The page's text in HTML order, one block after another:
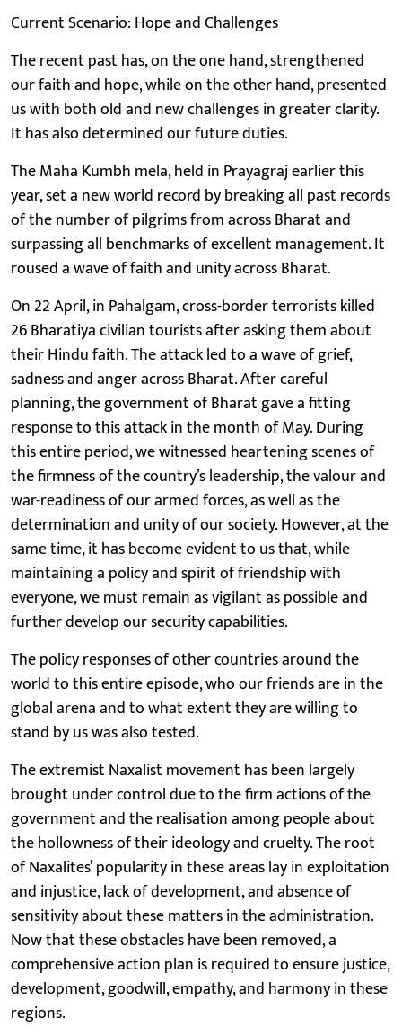
Current Scenario: Hope and Challenges
The recent past has, on the one hand, strengthened
our faith and hope, while on the other hand, presented
us with both old and new challenges in greater clarity.
It has also determined our future duties.
The Maha Kumbh mela, held in Prayagraj earlier this
year, set a new world record by breaking all past records
of the number of pilgrims from across Bharat and
surpassing all benchmarks of excellent management. It
roused a wave of faith and unity across Bharat.
On 22 April, in Pahalgam, cross-border terrorists killed
26 Bharatiya civilian tourists after asking them about
their Hindu faith. The attack led to a wave of grief,
sadness and anger across Bharat. After careful
planning, the government of Bharat gave a fitting
response to this attack in the month of May. During
this entire period, we witnessed heartening scenes of
the firmness of the country’s leadership, the valour and
war-readiness of our armed forces, as well as the
determination and unity of our society. However, at the
same time, it has become evident to us that, while
maintaining a policy and spirit of friendship with
everyone, we must remain as vigilant as possible and
further develop our security capabilities.
The policy responses of other countries around the
world to this entire episode, who our friends are in the
global arena and to what extent they are willing to
stand by us was also tested.
The extremist Naxalist movement has been largely
brought under control due to the firm actions of the
government and the realisation among people about
the hollowness of their ideology and cruelty. The root
of Naxalites’ popularity in these areas lay in exploitation
and injustice, lack of development, and absence of
sensitivity about these matters in the administration.
Now that these obstacles have been removed, a
comprehensive action plan is required to ensure justice,
development, goodwill, empathy, and harmony in these
regions.